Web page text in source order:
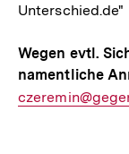
Unterschied.de"
Wegen evtl.
namentliche
E-